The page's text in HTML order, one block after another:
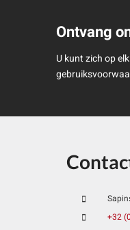
Ontvang
U kunt zich op
+32